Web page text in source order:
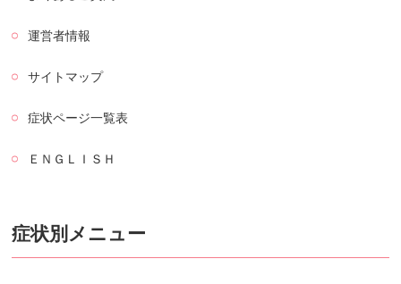
運営者情報
サイトマップ
症状ページ一覧表
ＥＮＧＬＩＳＨ
症状別メニュー